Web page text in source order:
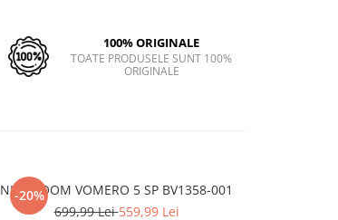
100% ORIGINALE
TOATE PRODUSELE SUNT 100%
ORIGINALE
-20%
NIKE ZOOM VOMERO 5 SP BV1358-001
699,99 Lei559,99 Lei